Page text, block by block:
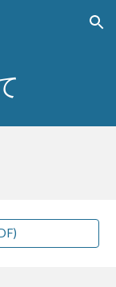
Skip to navigation